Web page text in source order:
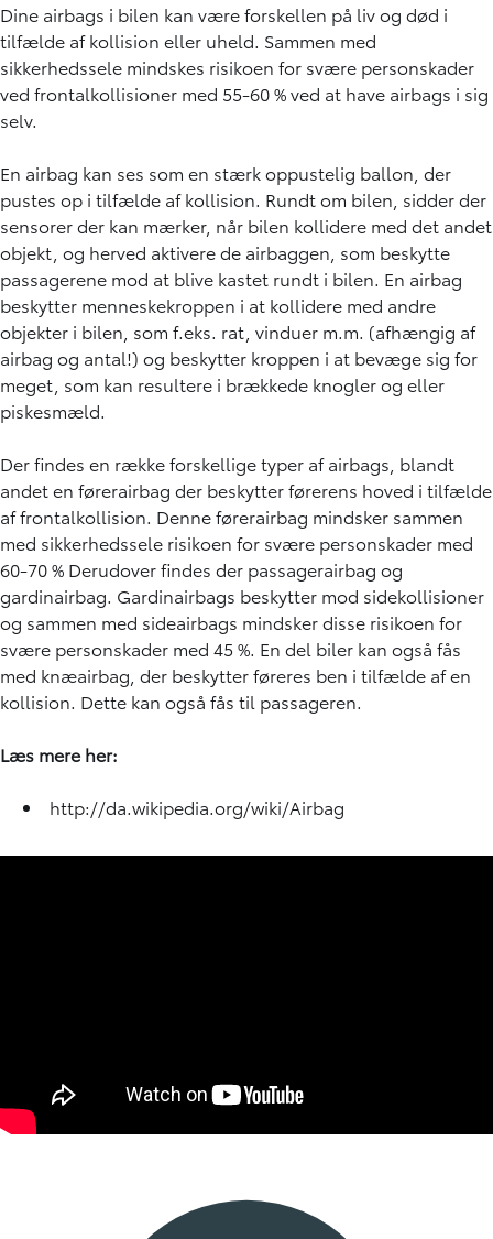
Dine airbags i bilen kan være forskellen på liv og død i
tilfælde af kollision eller uheld. Sammen med
sikkerhedssele mindskes risikoen for svære personskader
ved frontalkollisioner med 55-60 % ved at have airbags i sig
selv.
En airbag kan ses som en stærk oppustelig ballon, der
pustes op i tilfælde af kollision. Rundt om bilen, sidder der
sensorer der kan mærker, når bilen kollidere med det andet
objekt, og herved aktivere de airbaggen, som beskytte
passagerene mod at blive kastet rundt i bilen. En airbag
beskytter menneskekroppen i at kollidere med andre
objekter i bilen, som f.eks. rat, vinduer m.m. (afhængig af
airbag og antal!) og beskytter kroppen i at bevæge sig for
meget, som kan resultere i brækkede knogler og eller
piskesmæld.
Der findes en række forskellige typer af airbags, blandt
andet en førerairbag der beskytter førerens hoved i tilfælde
af frontalkollision. Denne førerairbag mindsker sammen
med sikkerhedssele risikoen for svære personskader med
60-70 % Derudover findes der passagerairbag og
gardinairbag. Gardinairbags beskytter mod sidekollisioner
og sammen med sideairbags mindsker disse risikoen for
svære personskader med 45 %. En del biler kan også fås
med knæairbag, der beskytter føreres ben i tilfælde af en
kollision. Dette kan også fås til passageren.
Læs mere her:
http://da.wikipedia.org/wiki/Airbag